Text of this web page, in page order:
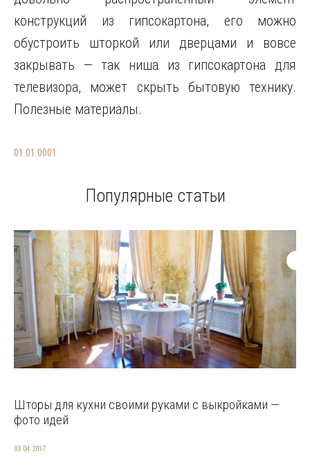
конструкций из гипсокартона, его можно
обустроить шторкой или дверцами и вовсе
закрывать — так ниша из гипсокартона для
телевизора, может скрыть бытовую технику.
Полезные материалы.
01.01.0001
Популярные статьи
Шторы для кухни своими руками с выкройками —
фото идей
03.04.2017